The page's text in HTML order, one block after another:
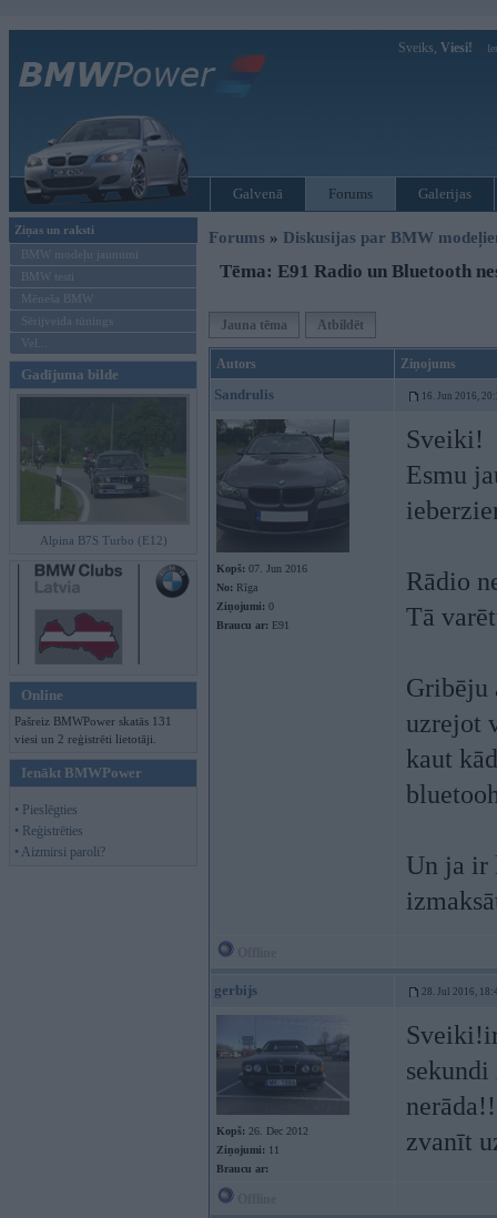
Sveiks, Viesi!
Galvenā Forums Galerijas
Ziņas un raksti
BMW modeļu jaunumi
BMW testi
Mēneša BMW
Sērijveida tūnings
Vel...
Gadījuma bilde
Alpina B7S Turbo (E12)
Online
Pašreiz BMWPower skatās 131
viesi un 2 reģistrēti lietotāji.
Ienākt BMWPower
• Pieslēgties
• Reģistrēties
• Aizmirsi paroli?
Forums » Diskusijas par BMW
Tēma: E91 Radio un Bluetooth
Jauna tēma Atbildēt
Autors Ziņojums
Sandrulis 16. Jun 2016,
Kopš: 07. Jun 2016
No: Rīga
Ziņojumi: 0
Braucu ar: E91
Sveiki!
Esmu
Rādio
Tā
Gribēju
uzrejot
kaut
Un ja ir
gerbijs 28. Jul 2016,
Kopš: 26. Dec 2012
Ziņojumi: 11
Braucu ar:
zvanīt